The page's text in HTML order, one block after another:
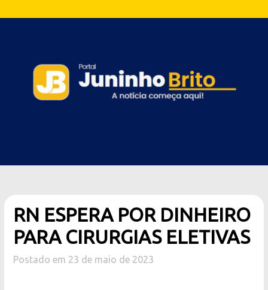
RN ESPERA POR DINHEIRO
PARA CIRURGIAS ELETIVAS
Postado em 23 de maio de 2023